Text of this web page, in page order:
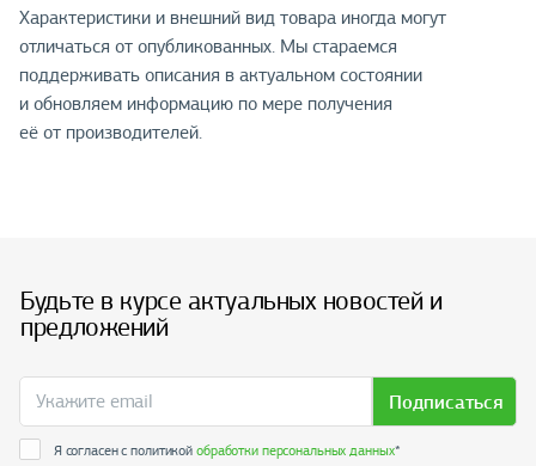
Характеристики и внешний вид товара иногда могут
отличаться от опубликованных. Мы стараемся
поддерживать описания в актуальном состоянии
и обновляем информацию по мере получения
её от производителей.
Будьте в курсе актуальных новостей и
предложений
Подписаться
Я согласен с политикойобработки персональных данных*